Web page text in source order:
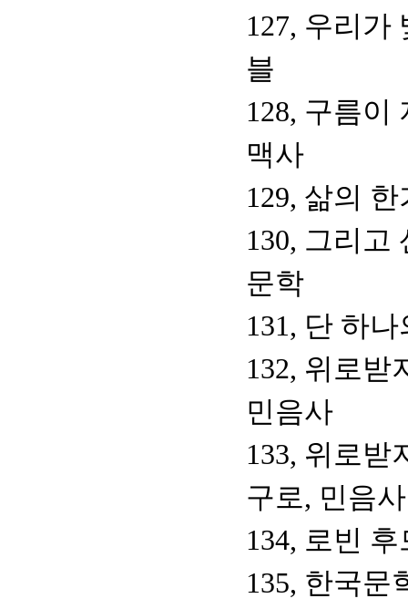
127, 우리가
블
128, 구름이
맥사
129, 삶의
130, 그리고
문학
131, 단 하
132, 위로받
민음사
133, 위로받
구로, 민음사
134, 로빈
135, 한국문